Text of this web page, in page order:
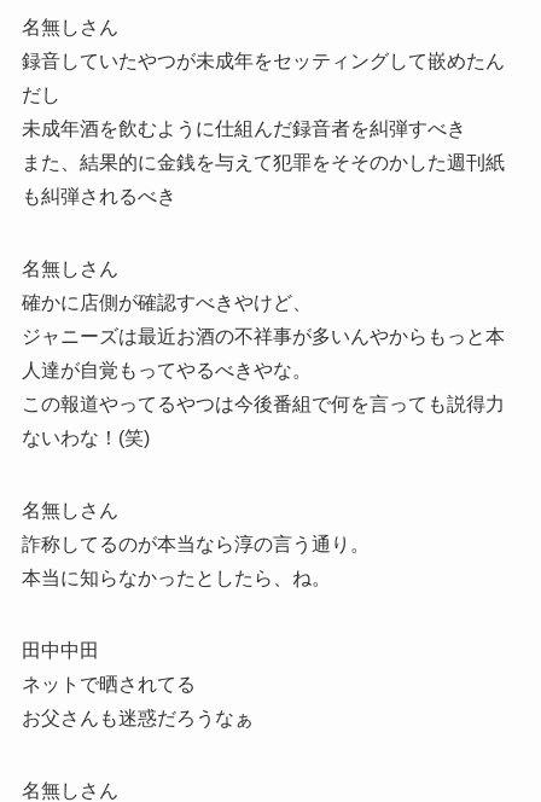
名無しさん
録音していたやつが未成年をセッティングして嵌めたん
だし
未成年酒を飲むように仕組んだ録音者を糾弾すべき
また、結果的に金銭を与えて犯罪をそそのかした週刊紙
も糾弾されるべき
名無しさん
確かに店側が確認すべきやけど、
ジャニーズは最近お酒の不祥事が多いんやからもっと本
人達が自覚もってやるべきやな。
この報道やってるやつは今後番組で何を言っても説得力
ないわな！(笑)
名無しさん
詐称してるのが本当なら淳の言う通り。
本当に知らなかったとしたら、ね。
田中中田
ネットで晒されてる
お父さんも迷惑だろうなぁ
名無しさん